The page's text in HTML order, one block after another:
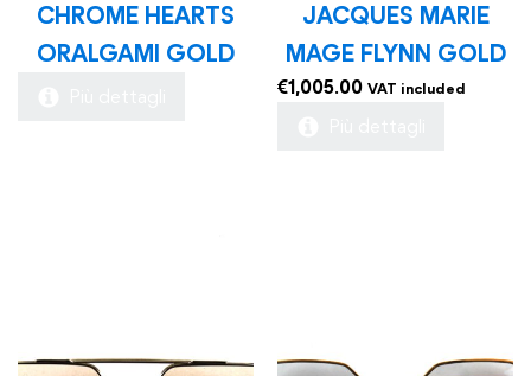
CHROME HEARTS
ORALGAMI GOLD
JACQUES MARIE
MAGE FLYNN GOLD
€1,005.00 VAT included